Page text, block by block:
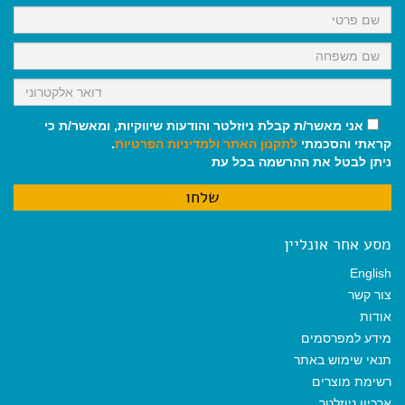
k
p
m
אני מאשר/ת קבלת ניוזלטר והודעות שיווקיות, ומאשר/ת כי
קראתי והסכמתי לתקנון האתר ולמדיניות הפרטיות.
ניתן לבטל את ההרשמה בכל עת
מסע אחר אונליין
English
צור קשר
אודות
מידע למפרסמים
תנאי שימוש באתר
רשימת מוצרים